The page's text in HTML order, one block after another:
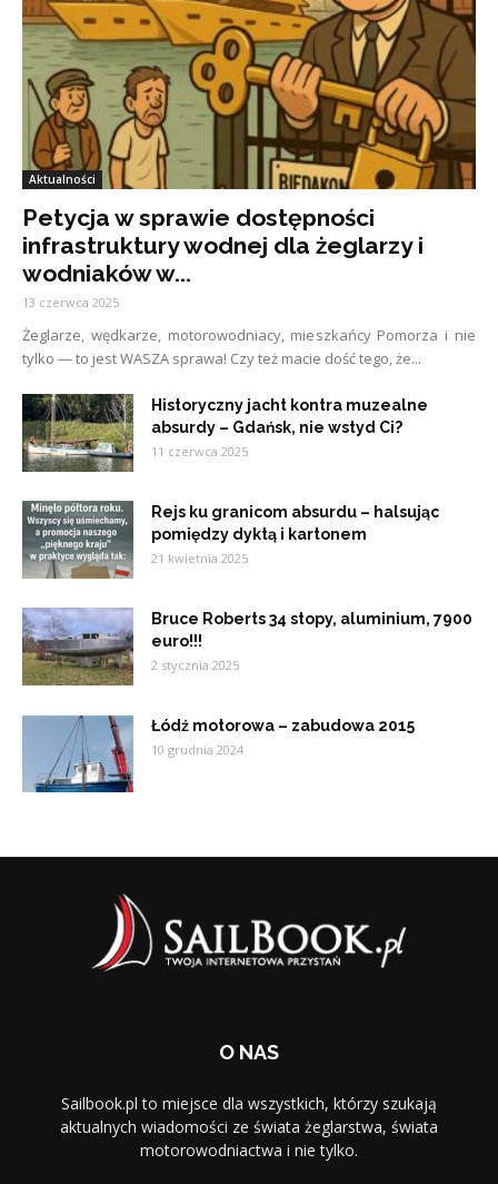
Aktualności
Petycja w sprawie dostępności
infrastruktury wodnej dla żeglarzy i
wodniaków w...
13 czerwca 2025
Żeglarze, wędkarze, motorowodniacy, mieszkańcy Pomorza i nie
tylko — to jest WASZA sprawa! Czy też macie dość tego, że...
Historyczny jacht kontra muzealne
absurdy – Gdańsk, nie wstyd Ci?
11 czerwca 2025
Rejs ku granicom absurdu – halsując
pomiędzy dyktą i kartonem
21 kwietnia 2025
Bruce Roberts 34 stopy, aluminium, 7900
euro!!!
2 stycznia 2025
Łódź motorowa – zabudowa 2015
10 grudnia 2024
O NAS
Sailbook.pl to miejsce dla wszystkich, którzy szukają
aktualnych wiadomości ze świata żeglarstwa, świata
motorowodniactwa i nie tylko.